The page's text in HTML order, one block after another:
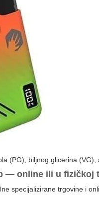
(PG), biljnog glicerina (VG),
— online ili u fizičkoj
specijalizirane trgovine i